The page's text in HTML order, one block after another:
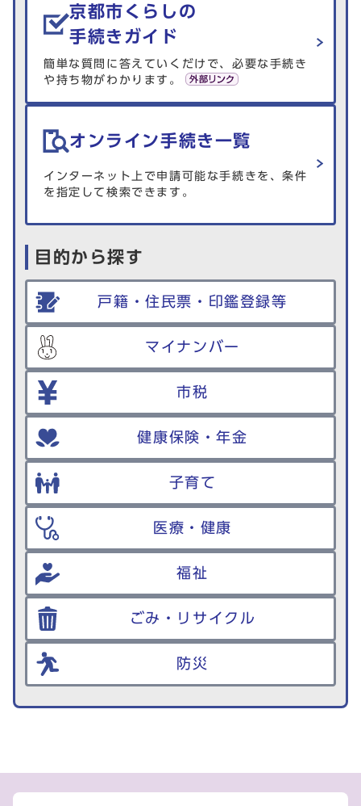
京都市くらしの
手続きガイド
簡単な質問に答えていくだけで、必要な手続き
や持ち物がわかります。
オンライン手続き一覧
インターネット上で申請可能な手続きを、条件
を指定して検索できます。
目的から探す
戸籍・住民票・印鑑登録等
マイナンバー
市税
健康保険・年金
子育て
医療・健康
福祉
ごみ・リサイクル
防災